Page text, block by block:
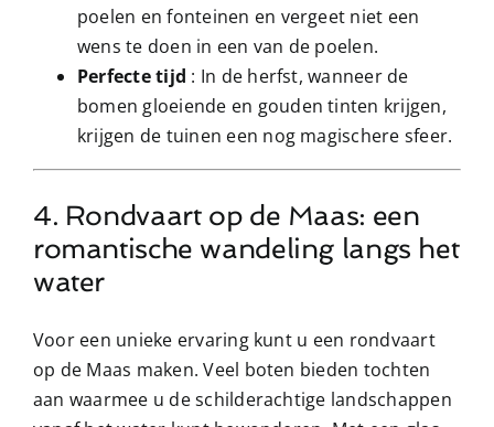
poelen en fonteinen en vergeet niet een
wens te doen in een van de poelen.
Perfecte tijd : In de herfst, wanneer de
bomen gloeiende en gouden tinten krijgen,
krijgen de tuinen een nog magischere sfeer.
4. Rondvaart op de Maas: een
romantische wandeling langs het
water
Voor een unieke ervaring kunt u een rondvaart
op de Maas maken. Veel boten bieden tochten
aan waarmee u de schilderachtige landschappen